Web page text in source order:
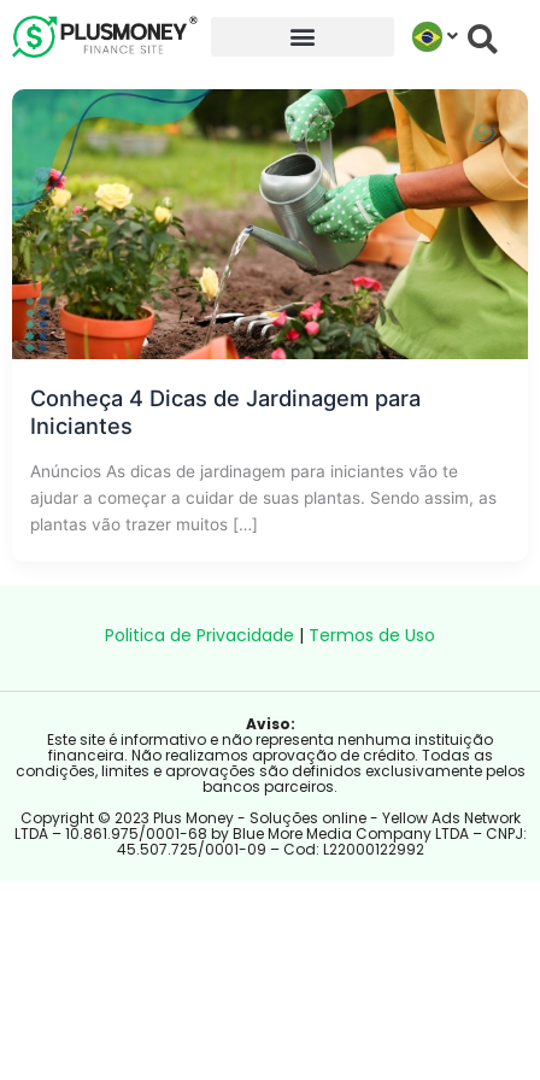
para
conteúdo
Conheça 4 Dicas de Jardinagem para
Iniciantes
Anúncios As dicas de jardinagem para iniciantes vão te
ajudar a começar a cuidar de suas plantas. Sendo assim, as
plantas vão trazer muitos […]
Politica de Privacidade | Termos de Uso
Aviso:
Este site é informativo e não representa nenhuma instituição
financeira. Não realizamos aprovação de crédito. Todas as
condições, limites e aprovações são definidos exclusivamente pelos
bancos parceiros.
Copyright © 2023 Plus Money - Soluções online - Yellow Ads Network
LTDA – 10.861.975/0001-68 by Blue More Media Company LTDA – CNPJ:
45.507.725/0001-09 – Cod: L22000122992